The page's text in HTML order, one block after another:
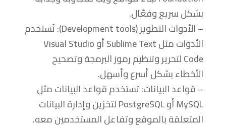
بشكل سريع وفعّال.
– الأدوات التطوير (Development tools): تُستخدم
الأدوات مثل Sublime Text أو Visual Studio
Code لتحرير وتنظيم رموز البرمجة وتصحيح
الأخطاء بشكل أسرع وأسهل.
– قواعد البيانات: تستخدم قواعد البيانات مثل
MySQL أو PostgreSQL لتخزين وإدارة البيانات
المتعلقة بالموقع وتفاعل المستخدمين معه.